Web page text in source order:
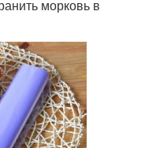
морковь в